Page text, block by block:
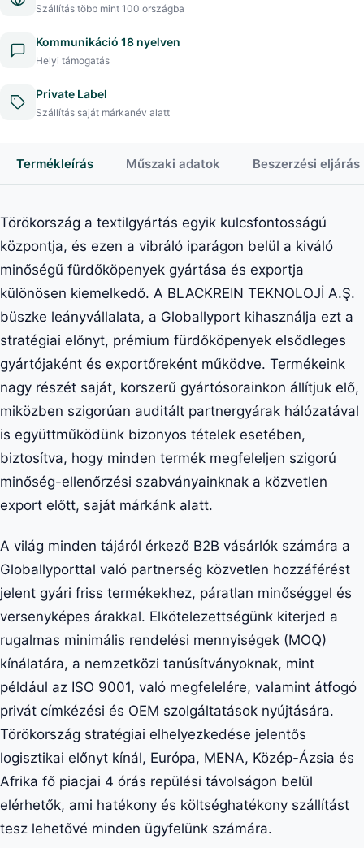
Szállítás több mint 100 országba
Kommunikáció 18 nyelven
Helyi támogatás
Private Label
Szállítás saját márkanév alatt
Termékleírás Műszaki adatok Beszerzési eljárás
Törökország a textilgyártás egyik kulcsfontosságú
központja, és ezen a vibráló iparágon belül a kiváló
minőségű fürdőköpenyek gyártása és exportja
különösen kiemelkedő. A BLACKREIN TEKNOLOJİ A.Ş.
büszke leányvállalata, a Globallyport kihasználja ezt a
stratégiai előnyt, prémium fürdőköpenyek elsődleges
gyártójaként és exportőreként működve. Termékeink
nagy részét saját, korszerű gyártósorainkon állítjuk elő,
miközben szigorúan auditált partnergyárak hálózatával
is együttműködünk bizonyos tételek esetében,
biztosítva, hogy minden termék megfeleljen szigorú
minőség-ellenőrzési szabványainknak a közvetlen
export előtt, saját márkánk alatt.
A világ minden tájáról érkező B2B vásárlók számára a
Globallyporttal való partnerség közvetlen hozzáférést
jelent gyári friss termékekhez, páratlan minőséggel és
versenyképes árakkal. Elkötelezettségünk kiterjed a
rugalmas minimális rendelési mennyiségek (MOQ)
kínálatára, a nemzetközi tanúsítványoknak, mint
például az ISO 9001, való megfelelére, valamint átfogó
privát címkézési és OEM szolgáltatások nyújtására.
Törökország stratégiai elhelyezkedése jelentős
logisztikai előnyt kínál, Európa, MENA, Közép-Ázsia és
Afrika fő piacjai 4 órás repülési távolságon belül
elérhetők, ami hatékony és költséghatékony szállítást
tesz lehetővé minden ügyfelünk számára.